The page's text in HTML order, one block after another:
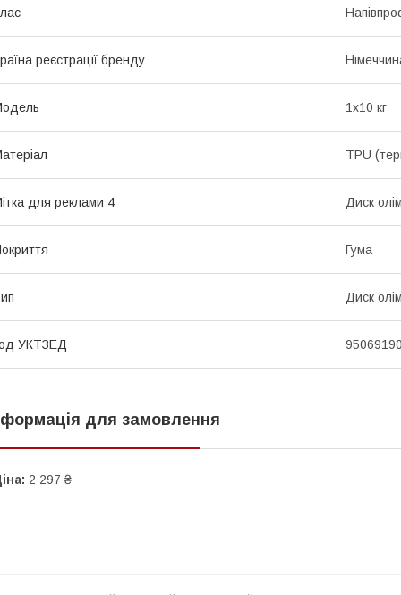
реєстрації бренду
1x10 кг
TPU
для реклами 4 Диск
Гума
Диск
УКТЗЕД
для замовлення
2 297 ₴